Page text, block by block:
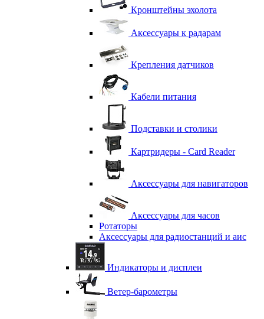
Кронштейны эхолота
Аксессуары к радарам
Крепления датчиков
Кабели питания
Подставки и столики
Картридеры - Card Reader
Аксессуары для навигаторов
Аксессуары для часов
Ротаторы
Аксессуары для радиостанций и аис
Индикаторы и дисплеи
Ветер-барометры